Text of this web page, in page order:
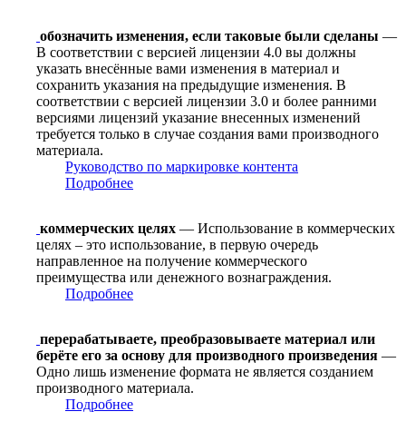
обозначить изменения, если таковые были сделаны —
В соответствии с версией лицензии 4.0 вы должны
указать внесённые вами изменения в материал и
сохранить указания на предыдущие изменения. В
соответствии с версией лицензии 3.0 и более ранними
версиями лицензий указание внесенных изменений
требуется только в случае создания вами производного
материала.
Руководство по маркировке контента
Подробнее
коммерческих целях — Использование в коммерческих
целях – это использование, в первую очередь
направленное на получение коммерческого
преимущества или денежного вознаграждения.
Подробнее
перерабатываете, преобразовываете материал или
берёте его за основу для производного произведения —
Одно лишь изменение формата не является созданием
производного материала.
Подробнее